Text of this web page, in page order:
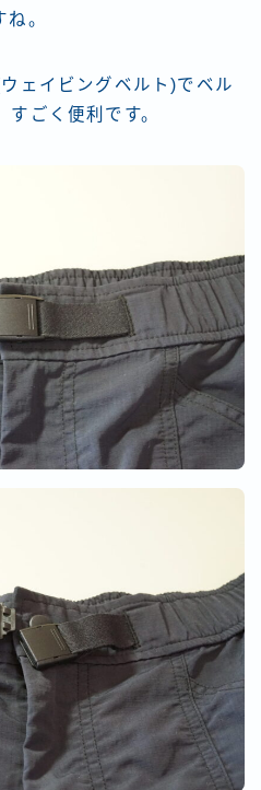
。
ェイビングベルト)でベル
すごく便利です。